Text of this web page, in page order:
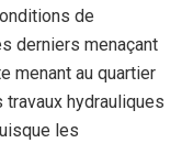
de
derniers menaçant
menant au quartier
hydrauliques
les